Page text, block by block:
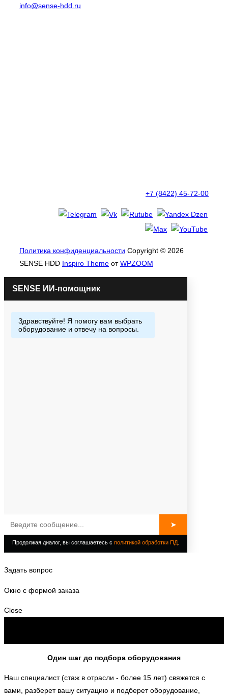
Закажи или спроси меня!!!
info@sense-hdd.ru
+7 (8422) 45-72-00
Политика конфиденциальности Copyright © 2026
SENSE HDD Inspiro Theme отWPZOOM
Задать вопрос
Окно с формой заказа
Close
Один шаг до подбора оборудования
Наш специалист (стаж в отрасли - более 15 лет) свяжется с
вами, разберет вашу ситуацию и подберет оборудование,